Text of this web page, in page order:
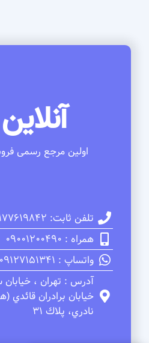
اولین مرجع رسمی
تلفن ثابت: 02177619842
همراه : 09001200490
واتساپ : 09127151341
آدرس : تهران ،
خيابان برادران قائدي
نادري، پلاك 31